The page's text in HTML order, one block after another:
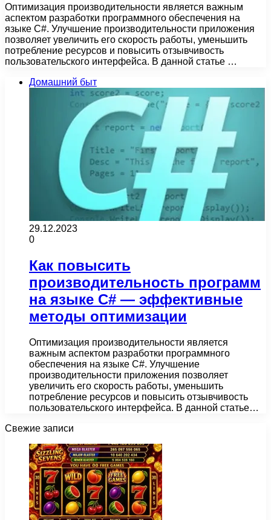
Оптимизация производительности является важным
аспектом разработки программного обеспечения на
языке С#. Улучшение производительности приложения
позволяет увеличить его скорость работы, уменьшить
потребление ресурсов и повысить отзывчивость
пользовательского интерфейса. В данной статье …
Домашний быт
29.12.2023
0
Как повысить
производительность программ
на языке С# — эффективные
методы оптимизации
Оптимизация производительности является
важным аспектом разработки программного
обеспечения на языке С#. Улучшение
производительности приложения позволяет
увеличить его скорость работы, уменьшить
потребление ресурсов и повысить отзывчивость
пользовательского интерфейса. В данной статье…
Свежие записи